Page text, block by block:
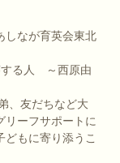
しなが育英会東北
る人 ～西原由
、友だちなど大
リーフサポートに
もに寄り添うこ